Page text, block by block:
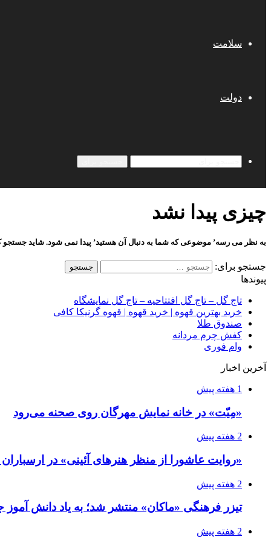
سلامت
دولت
چیزی پیدا نشد
به نظر می رسه’ موضوعی که شما به دنبال آن هستید’ پیدا نمی شود. شاید جستجو
جستجو برای:
پیوندها
تاج گل – تاج گل افتتاحیه – تاج گل نمایشگاه
خرید بهترین قهوه | خرید قهوه | قهوه گرنیکا کافی
صندوق طلا
کفش چرم مردانه
وام فوری
آخرین اخبار
1 هفته پیش
«مِیّت» در خانه نمایش مهرگان روی صحنه می‌رود
2 هفته پیش
«روایت عاشورا از منظر هنرهای آئینی» در
2 هفته پیش
تیزر فرهنگی «ماکان» منتشر شد؛ به یاد دانش آموز
2 هفته پیش